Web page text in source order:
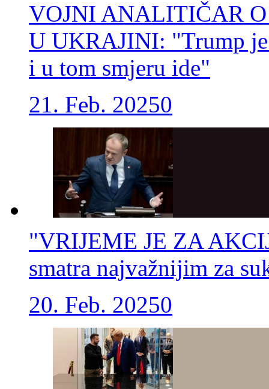
VOJNI ANALITIČAR
U UKRAJINI: "Trump je
i u tom smjeru ide"
21. Feb. 20250
"VRIJEME JE ZA
smatra najvažnijim za
20. Feb. 20250